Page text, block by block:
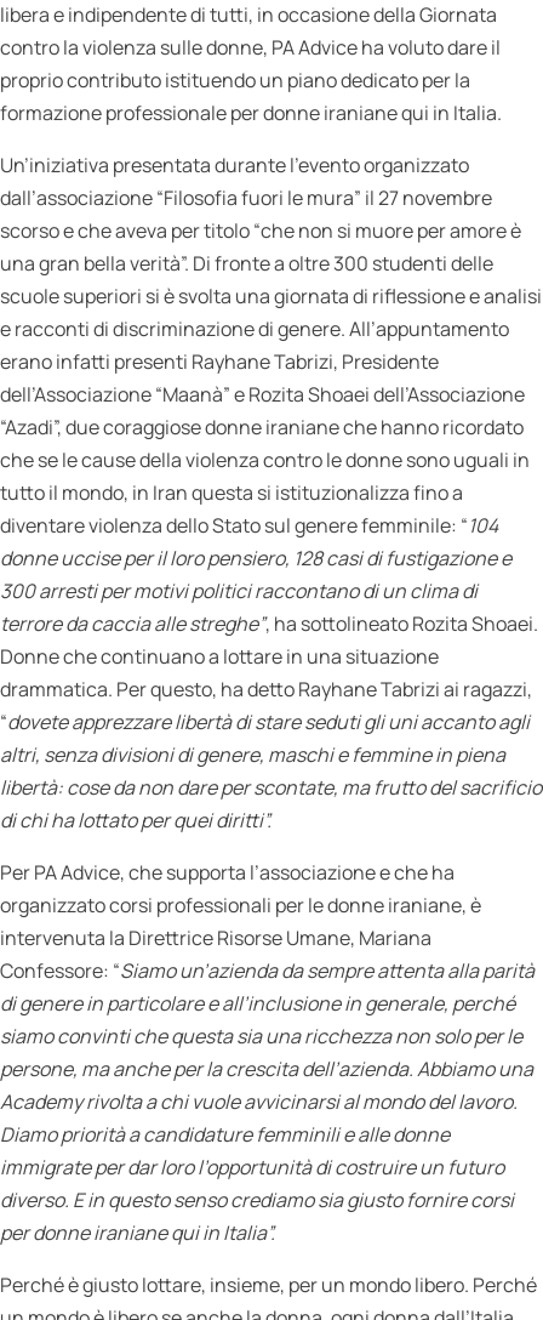
libera e indipendente di tutti, in occasione della Giornata
contro la violenza sulle donne, PA Advice ha voluto dare il
proprio contributo istituendo un piano dedicato per la
formazione professionale per donne iraniane qui in Italia.
Un’iniziativa presentata durante l’evento organizzato
dall’associazione “Filosofia fuori le mura” il 27 novembre
scorso e che aveva per titolo “che non si muore per amore è
una gran bella verità”. Di fronte a oltre 300 studenti delle
scuole superiori si è svolta una giornata di riflessione e analisi
e racconti di discriminazione di genere. All’appuntamento
erano infatti presenti Rayhane Tabrizi, Presidente
dell’Associazione “Maanà” e Rozita Shoaei dell’Associazione
“Azadi”, due coraggiose donne iraniane che hanno ricordato
che se le cause della violenza contro le donne sono uguali in
tutto il mondo, in Iran questa si istituzionalizza fino a
diventare violenza dello Stato sul genere femminile: “104
donne uccise per il loro pensiero, 128 casi di fustigazione e
300 arresti per motivi politici raccontano di un clima di
terrore da caccia alle streghe”, ha sottolineato Rozita Shoaei.
Donne che continuano a lottare in una situazione
drammatica. Per questo, ha detto Rayhane Tabrizi ai ragazzi,
“dovete apprezzare libertà di stare seduti gli uni accanto agli
altri, senza divisioni di genere, maschi e femmine in piena
libertà: cose da non dare per scontate, ma frutto del sacrificio
di chi ha lottato per quei diritti”.
Per PA Advice, che supporta l’associazione e che ha
organizzato corsi professionali per le donne iraniane, è
intervenuta la Direttrice Risorse Umane, Mariana
Confessore: “Siamo un’azienda da sempre attenta alla parità
di genere in particolare e all’inclusione in generale, perché
siamo convinti che questa sia una ricchezza non solo per le
persone, ma anche per la crescita dell’azienda. Abbiamo una
Academy rivolta a chi vuole avvicinarsi al mondo del lavoro.
Diamo priorità a candidature femminili e alle donne
immigrate per dar loro l’opportunità di costruire un futuro
diverso. E in questo senso crediamo sia giusto fornire corsi
per donne iraniane qui in Italia”.
Perché è giusto lottare, insieme, per un mondo libero. Perché